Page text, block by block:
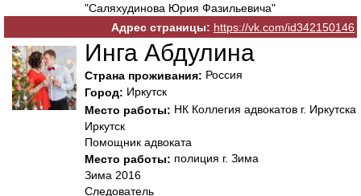
"Саляхудинова Юрия Фазильевича"
Адрес страницы: https://vk.com/id342150146
Инга Абдулина
Страна проживания: Россия
Город: Иркутск
Место работы: НК Коллегия адвокатов г. Иркутска
Иркутск
Помощник адвоката
Место работы: полиция г. Зима
Зима 2016
Следователь